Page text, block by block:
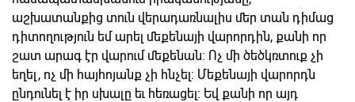
աշխատանքից տուն վերադառնալիս մեր տան դիմաց
դիտողություն եմ արել մեքենայի վարորդին, քանի որ
շատ արագ էր վարում մեքենան: Ոչ մի ծեծկռտուք չի
եղել, ոչ մի հայհոյանք չի հնչել: Մեքենայի վարորդն
ընդունել է իր սխալը եւ հեռացել: Եվ քանի որ այդ